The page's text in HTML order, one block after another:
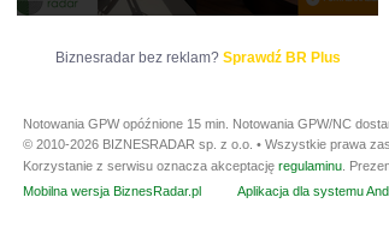
Biznesradar bez reklam? Sprawdź BR Plus
Notowania GPW opóźnione 15 min. Notowania GPW/NC
© 2010-2026 BIZNESRADAR sp. z o.o. • Wszystkie prawa
Korzystanie z serwisu oznacza akceptację regulaminu .
Mobilna wersja BiznesRadar.pl
Aplikacja dla systemu